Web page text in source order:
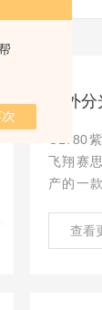
紫外
OL780
飞翔赛
产的一
标准曲
智能故
查看